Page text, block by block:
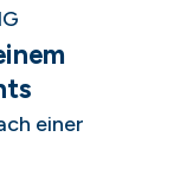
einer